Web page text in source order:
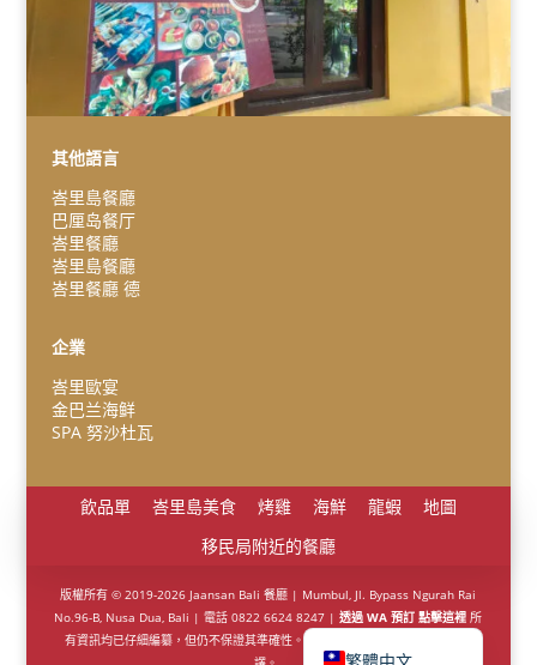
其他語言
峇里島餐廳
巴厘岛餐厅
峇里餐廳
峇里島餐廳
峇里餐廳 德
企業
峇里歐宴
金巴兰海鲜
SPA 努沙杜瓦
飲品單 峇里島美食 烤雞 海鮮 龍蝦
地圖
移民局附近的餐廳
版權所有 © 2019-2026 Jaansan Bali 餐廳 | Mumbul, Jl. Bypass Ngurah Rai
No.96-B, Nusa Dua, Bali | 電話 0822 6624 8247 |透過 WA 預訂 點擊這裡 所
有資訊均已仔細編纂，但仍不保證其準確性。所有非英文內容均由人工智能翻
繁體中文
English (UK)
Deutsch